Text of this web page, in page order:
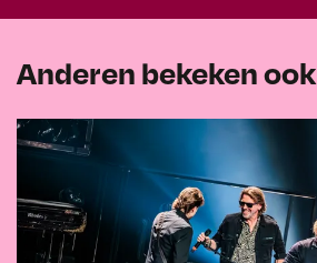
Anderen bekeken ook